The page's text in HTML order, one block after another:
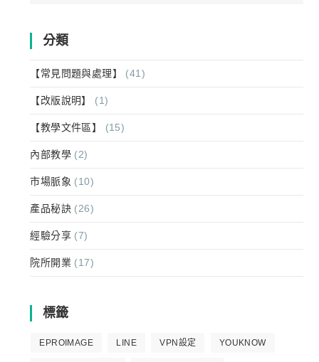
分類
【常見問題與處理】 (41)
【改版說明】 (1)
【教學文件區】 (15)
內部教學 (2)
市場脈象 (10)
產品秘訣 (26)
經驗分享 (7)
院所開業 (17)
標籤
EPROIMAGE LINE VPN設定 YOUKNOW